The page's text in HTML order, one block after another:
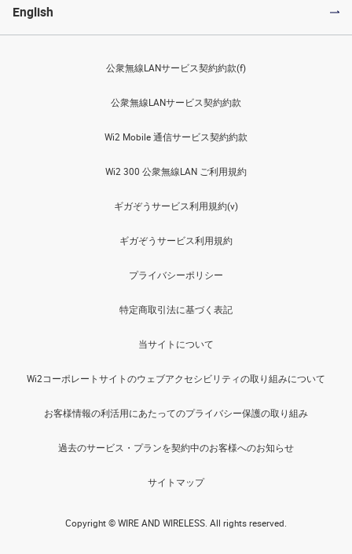
English
公衆無線LANサービス契約約款(f)
公衆無線LANサービス契約約款
Wi2 Mobile 通信サービス契約約款
Wi2 300 公衆無線LAN ご利用規約
ギガぞうサービス利用規約(v)
ギガぞうサービス利用規約
プライバシーポリシー
特定商取引法に基づく表記
当サイトについて
Wi2コーポレートサイトのウェブアクセシビリティの取り組みについて
お客様情報の利活用にあたってのプライバシー保護の取り組み
過去のサービス・プランを契約中のお客様へのお知らせ
サイトマップ
Copyright © WIRE AND WIRELESS. All rights reserved.